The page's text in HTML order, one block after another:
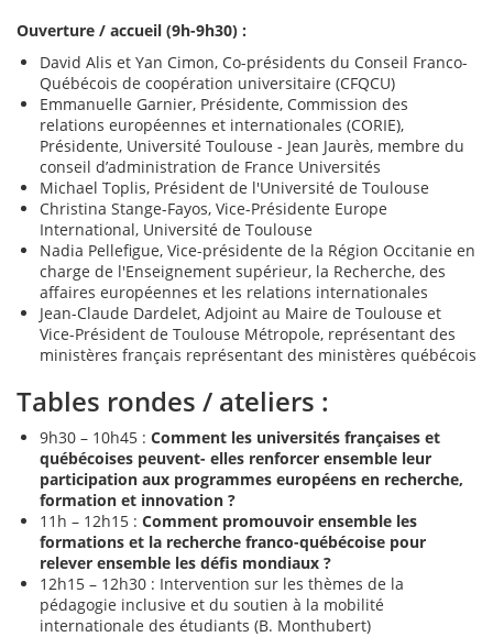
Ouverture / accueil (9h-9h30) :
David Alis et Yan Cimon, Co-présidents du Conseil Franco-
Québécois de coopération universitaire (CFQCU)
Emmanuelle Garnier, Présidente, Commission des
relations européennes et internationales (CORIE),
Présidente, Université Toulouse - Jean Jaurès, membre du
conseil d’administration de France Universités
Michael Toplis, Président de l'Université de Toulouse
Christina Stange-Fayos, Vice-Présidente Europe
International, Université de Toulouse
Nadia Pellefigue, Vice-présidente de la Région Occitanie en
charge de l'Enseignement supérieur, la Recherche, des
affaires européennes et les relations internationales
Jean-Claude Dardelet, Adjoint au Maire de Toulouse et
Vice-Président de Toulouse Métropole, représentant des
ministères français représentant des ministères québécois
Tables rondes / ateliers :
9h30 – 10h45 : Comment les universités françaises et
québécoises peuvent- elles renforcer ensemble leur
participation aux programmes européens en recherche,
formation et innovation ?
11h – 12h15 : Comment promouvoir ensemble les
formations et la recherche franco-québécoise pour
relever ensemble les défis mondiaux ?
12h15 – 12h30 : Intervention sur les thèmes de la
pédagogie inclusive et du soutien à la mobilité
internationale des étudiants (B. Monthubert)